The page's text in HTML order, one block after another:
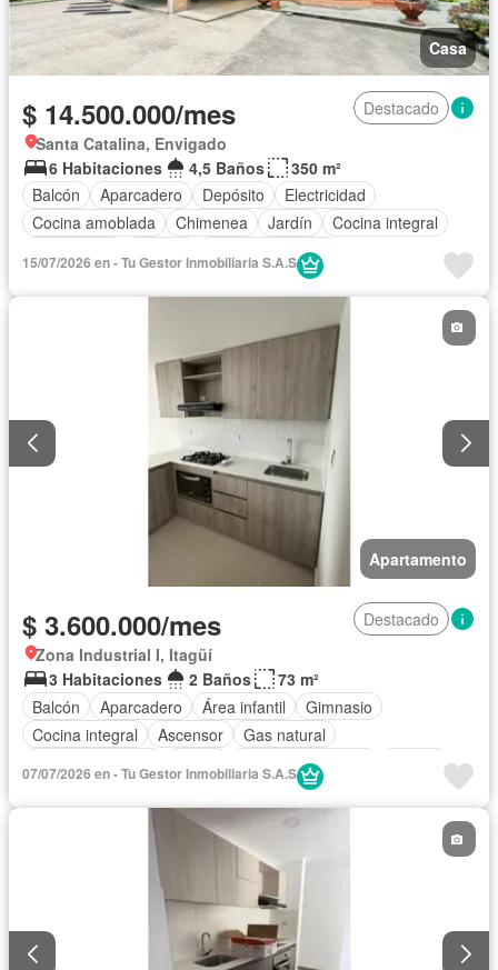
Casa
$ 14.500.000/mes
Destacado
Santa Catalina, Envigado
6 Habitaciones
4,5 Baños
350 m²
Balcón
Aparcadero Depósito
Electricidad
Cocina amoblada
Chimenea Jardín
Cocina integral
Vista panorámica
Cuarto de servicio
15/07/2026 en - Tu Gestor Inmobiliaria S.A.S
Apartamento
$ 3.600.000/mes
Destacado
Zona Industrial I, Itagüí
3 Habitaciones
2 Baños
73 m²
Balcón
Aparcadero Área infantil
Gimnasio
Cocina integral
Ascensor
Gas natural
Seguridad privada
07/07/2026 en - Tu Gestor Inmobiliaria S.A.S